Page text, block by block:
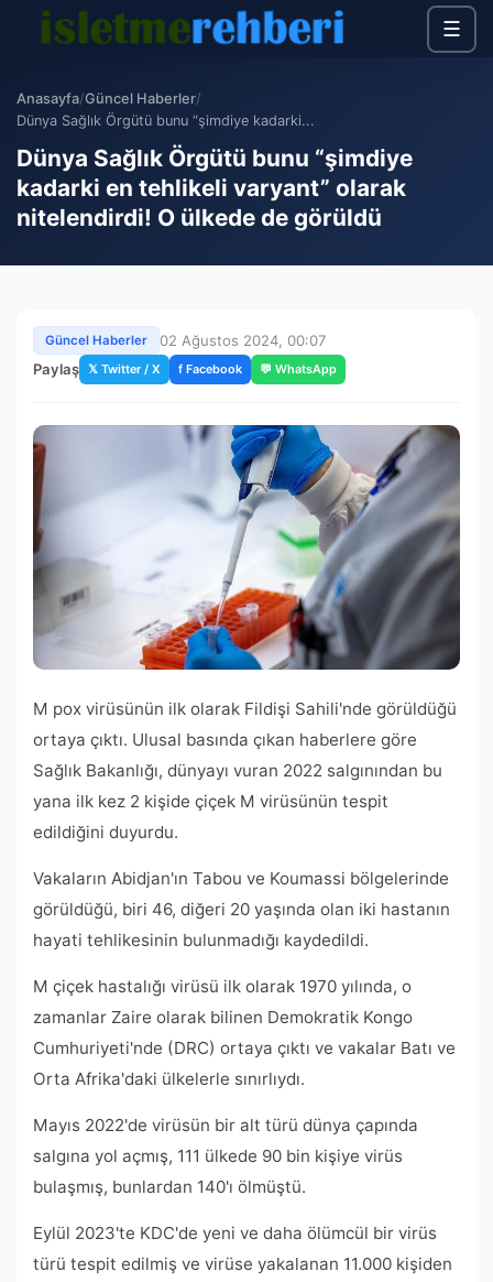
☰
Anasayfa/Güncel Haberler/
Dünya Sağlık Örgütü bunu “şimdiye kadarki...
Dünya Sağlık Örgütü bunu “şimdiye
kadarki en tehlikeli varyant” olarak
nitelendirdi! O ülkede de görüldü
Güncel Haberler
02 Ağustos 2024, 00:07
Paylaş 𝕏 Twitter / X f Facebook 💬 WhatsApp
M pox virüsünün ilk olarak Fildişi Sahili'nde görüldüğü
ortaya çıktı. Ulusal basında çıkan haberlere göre
Sağlık Bakanlığı, dünyayı vuran 2022 salgınından bu
yana ilk kez 2 kişide çiçek M virüsünün tespit
edildiğini duyurdu.
Vakaların Abidjan'ın Tabou ve Koumassi bölgelerinde
görüldüğü, biri 46, diğeri 20 yaşında olan iki hastanın
hayati tehlikesinin bulunmadığı kaydedildi.
M çiçek hastalığı virüsü ilk olarak 1970 yılında, o
zamanlar Zaire olarak bilinen Demokratik Kongo
Cumhuriyeti'nde (DRC) ortaya çıktı ve vakalar Batı ve
Orta Afrika'daki ülkelerle sınırlıydı.
Mayıs 2022'de virüsün bir alt türü dünya çapında
salgına yol açmış, 111 ülkede 90 bin kişiye virüs
bulaşmış, bunlardan 140'ı ölmüştü.
Eylül 2023'te KDC'de yeni ve daha ölümcül bir virüs
türü tespit edilmiş ve virüse yakalanan 11.000 kişiden